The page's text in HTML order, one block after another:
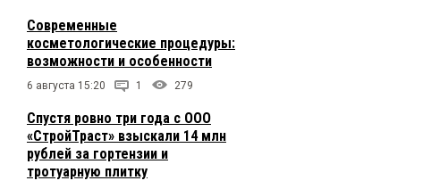
Современные
косметологические процедуры:
возможности и особенности
6 августа 15:20 1 279
Спустя ровно три года с ООО
«СтройТраст» взыскали 14 млн
рублей за гортензии и
тротуарную плитку